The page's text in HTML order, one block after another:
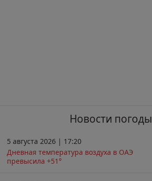
Новости погоды
5 августа 2026 | 17:20
Дневная температура воздуха в ОАЭ
превысила +51°